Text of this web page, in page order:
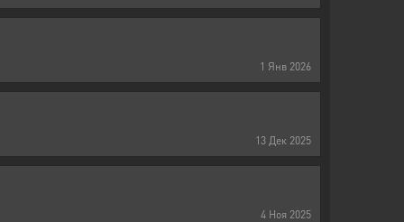
1 Янв 2026
13 Дек 2025
4 Ноя 2025